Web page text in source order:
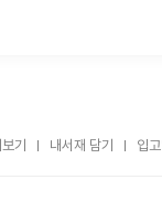
기 내서재 담기 입